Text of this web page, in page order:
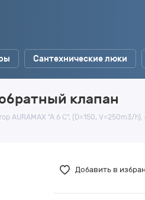
Сантехнические люки
клапан
AURAMAX "A 6 C", (D=150, V=250m3/
Добавить в